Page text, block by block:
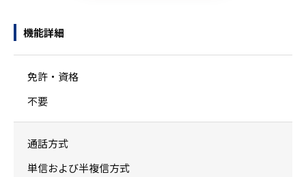
機能詳細
免許・資格
不要
通話方式
単信および半複信方式